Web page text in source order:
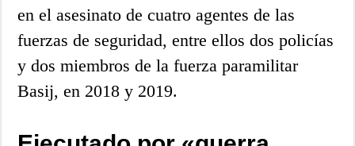
en el asesinato de cuatro agentes de las
fuerzas de seguridad, entre ellos dos policías
y dos miembros de la fuerza paramilitar
Basij, en 2018 y 2019.